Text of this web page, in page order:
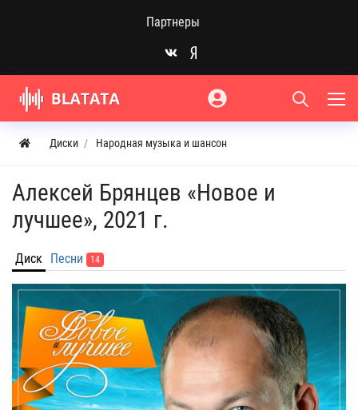
Партнеры
Диски Народная музыка и шансон
Алексей Брянцев «Новое и
лучшее», 2021 г.
Диск Песни 14